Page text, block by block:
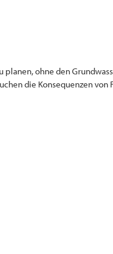
planen, ohne den
die Konsequenzen